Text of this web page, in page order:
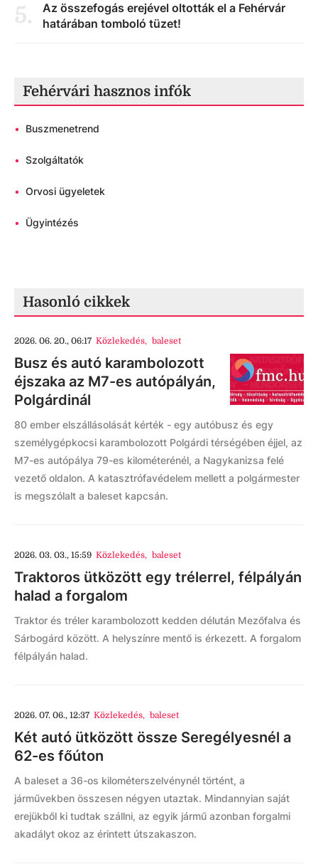
5.
Az összefogás erejével oltották el a Fehérvár
határában tomboló tüzet!
Fehérvári hasznos infók
• Buszmenetrend
• Szolgáltatók
• Orvosi ügyeletek
• Ügyintézés
Hasonló cikkek
2026. 06. 20., 06:17 Közlekedés, baleset
Busz és autó karambolozott
éjszaka az M7-es autópályán,
Polgárdinál
80 ember elszállásolását kérték - egy autóbusz és egy
személygépkocsi karambolozott Polgárdi térségében éjjel, az
M7-es autópálya 79-es kilométerénél, a Nagykanizsa felé
vezető oldalon. A katasztrófavédelem mellett a polgármester
is megszólalt a baleset kapcsán.
2026. 03. 03., 15:59 Közlekedés, baleset
Traktoros ütközött egy trélerrel, félpályán
halad a forgalom
Traktor és tréler karambolozott kedden délután Mezőfalva és
Sárbogárd között. A helyszínre mentő is érkezett. A forgalom
félpályán halad.
2026. 07. 06., 12:37 Közlekedés, baleset
Két autó ütközött össze Seregélyesnél a
62-es főúton
A baleset a 36-os kilométerszelvénynél történt, a
járművekben összesen négyen utaztak. Mindannyian saját
erejükből ki tudtak szállni, az egyik jármű azonban forgalmi
akadályt okoz az érintett útszakaszon.